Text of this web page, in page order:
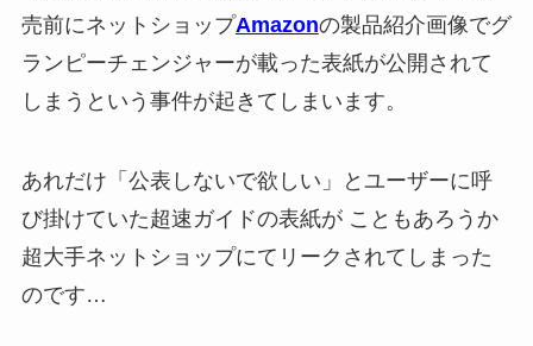
売前にネットショップAmazonの製品紹介画像でグ
ランピーチェンジャーが載った表紙が公開されて
しまうという事件が起きてしまいます。
あれだけ「公表しないで欲しい」とユーザーに呼
び掛けていた超速ガイドの表紙が こともあろうか
超大手ネットショップにてリークされてしまった
のです…